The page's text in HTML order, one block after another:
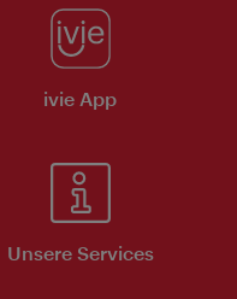
ivie App
Unsere Services